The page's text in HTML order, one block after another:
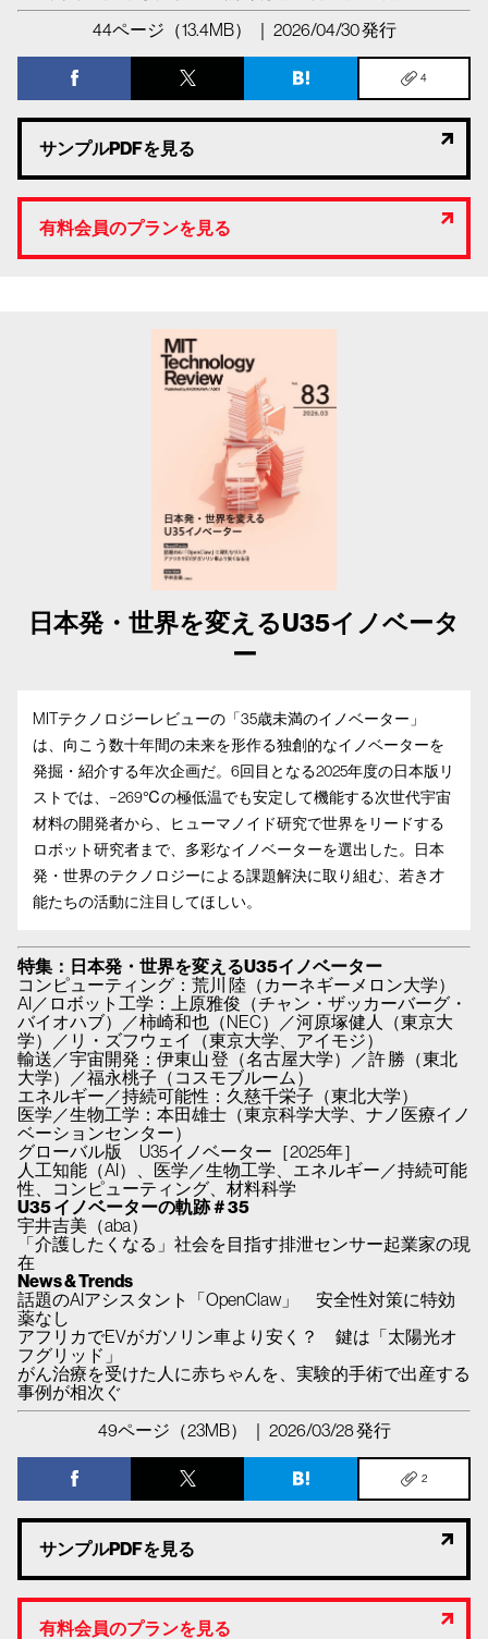
44ページ（13.4MB） ｜ 2026/04/30 発行
4
サンプルPDFを見る
有料会員のプランを見る
日本発・世界を変えるU35イノベータ
ー
MITテクノロジーレビューの「35歳未満のイノベーター」
は、向こう数十年間の未来を形作る独創的なイノベーターを
発掘・紹介する年次企画だ。6回目となる2025年度の日本版リ
ストでは、−269℃の極低温でも安定して機能する次世代宇宙
材料の開発者から、ヒューマノイド研究で世界をリードする
ロボット研究者まで、多彩なイノベーターを選出した。日本
発・世界のテクノロジーによる課題解決に取り組む、若き才
能たちの活動に注目してほしい。
特集：日本発・世界を変えるU35イノベーター
コンピューティング：荒川 陸（カーネギーメロン大学）
AI／ロボット工学：上原雅俊（チャン・ザッカーバーグ・
バイオハブ）／柿崎和也（NEC）／河原塚健人（東京大
学）／リ・ズフウェイ（東京大学、アイモジ）
輸送／宇宙開発：伊東山 登（名古屋大学）／許 勝（東北
大学）／福永桃子（コスモブルーム）
エネルギー／持続可能性：久慈千栄子（東北大学）
医学／生物工学：本田雄士（東京科学大学、ナノ医療イノ
ベーションセンター）
グローバル版 U35イノベーター［2025年］
人工知能（AI）、医学／生物工学、エネルギー／持続可能
性、コンピューティング、材料科学
U35 イノベーターの軌跡＃35
宇井吉美（aba）
「介護したくなる」社会を目指す排泄センサー起業家の現
在
News & Trends
話題のAIアシスタント「OpenClaw」 安全性対策に特効
薬なし
アフリカでEVがガソリン車より安く？ 鍵は「太陽光オ
フグリッド」
がん治療を受けた人に赤ちゃんを、実験的手術で出産する
事例が相次ぐ
49ページ（23MB） ｜ 2026/03/28 発行
2
サンプルPDFを見る
有料会員のプランを見る